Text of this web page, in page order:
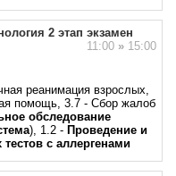
2 этап экзамен
11:00 »15:00
реанимация взрослых,
помощь, 3.7 - Сбор жалоб
обследование
), 1.2 - Проведение и
с аллергенами